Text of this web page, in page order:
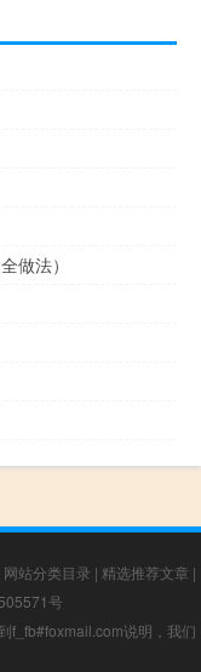
做法）
网站分类目录 | 精选推荐文章 |
号
f_fb#foxmail.com说明，我们